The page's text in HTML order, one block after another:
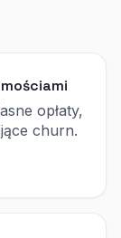
opłaty,
churn.